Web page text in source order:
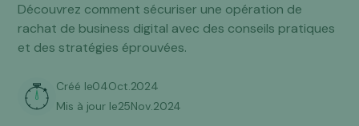
Découvrez comment sécuriser une opération de
rachat de business digital avec des conseils pratiques
et des stratégies éprouvées.
Créé le04Oct.2024
Mis à jour le25Nov.2024